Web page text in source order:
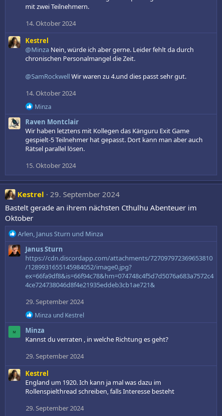
mit zwei Teilnehmern.
14. Oktober 2024
Kestrel
@Minza Nein, würde ich aber gerne. Leider fehlt da durch
chronischen Personalmangel die Zeit.
@SamRockwellWir waren zu 4.und dies passt sehr gut.
14. Oktober 2024
R
e
a
k
t
o
e
n
:
Minza
Raven Montclair
Wir haben letztens mit Kollegen das Känguru Exit Game
gespielt-5 Teilnehmer hat gepasst. Dort kann man aber auch
Rätsel parallel lösen.
15. Oktober 2024
Kestrel
29. September 2024
Bastelt gerade an ihrem nächsten Cthulhu Abenteuer im
Oktober
R
e
a
:
Arlen, Janus Sturn und Minza
Janus Sturn
https://cdn.discordapp.com/attachments/727097972369653810
/1289931655145984052/image0.jpg?
ex=66fa9df8&is=66f94c78&hm=074748c4f5d7d5076a683a7572c4
4ce724738046d8f4e21935eddeb3cb1ae721&
29. September 2024
R
e
a
k
n
e
n
:
Minza und Kestrel
M
Minza
Kannst du verraten , in welche Richtung es geht?
29. September 2024
Kestrel
England um 1920. Ich kann ja mal was dazu im
Rollenspielthread schreiben, falls Interesse besteht
29. September 2024